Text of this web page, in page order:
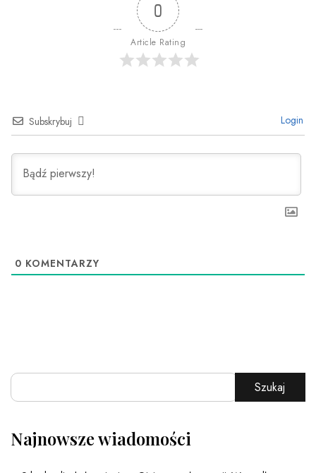
0
Article Rating
Subskrybuj Login
0 KOMENTARZY
Szukaj
Najnowsze wiadomości